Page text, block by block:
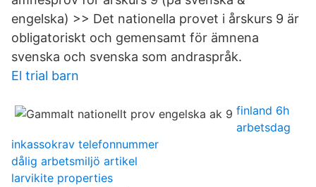
engelska) >> Det nationella provet i årskurs 9 är
obligatoriskt och gemensamt för ämnena
svenska och svenska som andraspråk.
El trial barn
finland 6h
arbetsdag
inkassokrav telefonnummer
dålig arbetsmiljö artikel
larvikite properties